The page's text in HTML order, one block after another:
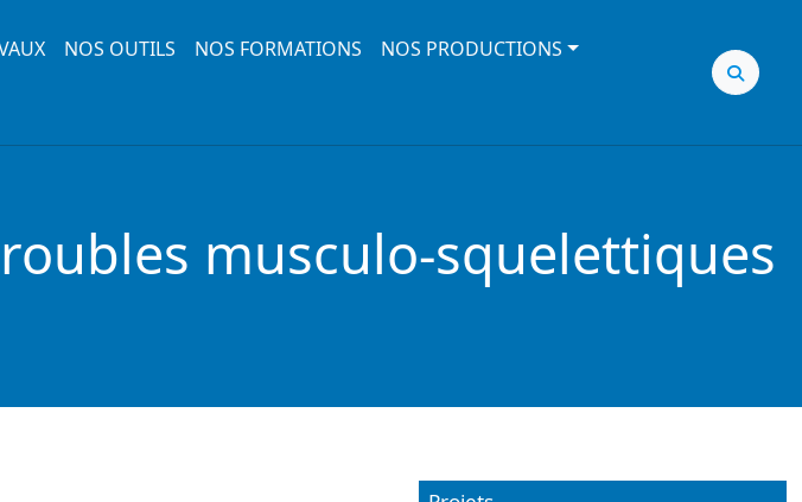
NOS OUTILS NOS FORMATIONS
NOS PRODUCTIONS
musculo-squelettiques